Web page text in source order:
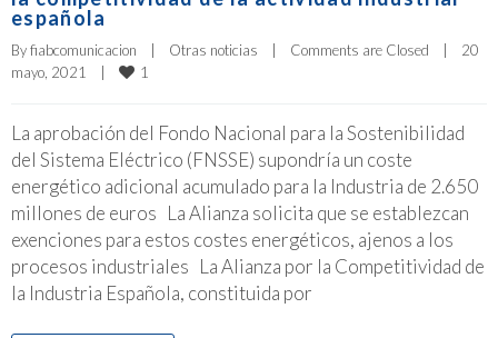
española
By fiabcomunicacion | Otras noticias | Comments are Closed |
20
mayo, 2021
| 1
La aprobación del Fondo Nacional para la Sostenibilidad
del Sistema Eléctrico (FNSSE) supondría un coste
energético adicional acumulado para la Industria de 2.650
millones de euros La Alianza solicita que se establezcan
exenciones para estos costes energéticos, ajenos a los
procesos industriales La Alianza por la Competitividad de
la Industria Española, constituida por